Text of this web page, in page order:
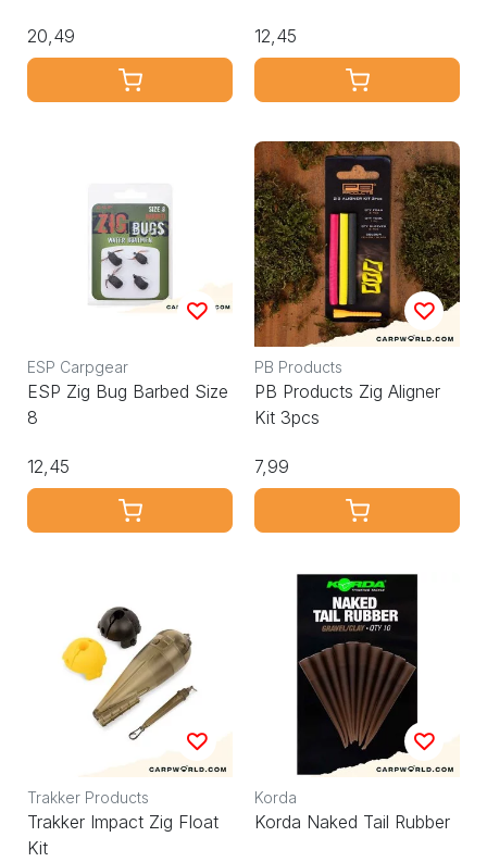
20,49 12,45
ESP Carpgear
ESP Zig Bug Barbed Size
8
12,45
PB Products
PB Products Zig Aligner
Kit 3pcs
7,99
Trakker Products
Trakker Impact Zig Float
Kit
Korda
Korda Naked Tail Rubber